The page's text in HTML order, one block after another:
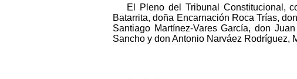
El Pleno del Tribunal Constitucional,
Batarrita, doña Encarnación Roca Trías,
Santiago Martínez-Vares García, don
Sancho y don Antonio Narváez Rodríguez,